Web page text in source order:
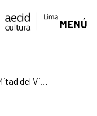
MENÚ
Aves Raras. Versos Sueltos 2024: Mitad del Viaje